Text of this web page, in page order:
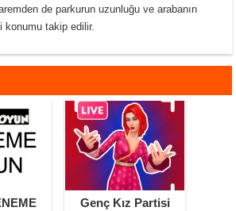
de parkurun uzunluğu ve arabanın
konumu takip edilir.
Genç Kız Partisi